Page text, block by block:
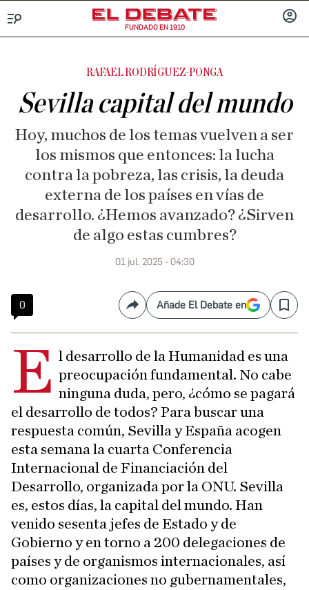
FUNDADO EN 1910
RAFAEL RODRÍGUEZ-PONGA
Sevilla capital del mundo
Hoy, muchos de los temas vuelven a ser
los mismos que entonces: la lucha
contra la pobreza, las crisis, la deuda
externa de los países en vías de
desarrollo. ¿Hemos avanzado? ¿Sirven
de algo estas cumbres?
01 jul. 2025 - 04:30
0 CompartirAñade El Debate en Save
E l desarrollo de la Humanidad es una
preocupación fundamental. No cabe
ninguna duda, pero, ¿cómo se pagará
el desarrollo de todos? Para buscar una
respuesta común, Sevilla y España acogen
esta semana la cuarta Conferencia
Internacional de Financiación del
Desarrollo, organizada por la ONU. Sevilla
es, estos días, la capital del mundo. Han
venido sesenta jefes de Estado y de
Gobierno y en torno a 200 delegaciones de
países y de organismos internacionales, así
como organizaciones no gubernamentales,